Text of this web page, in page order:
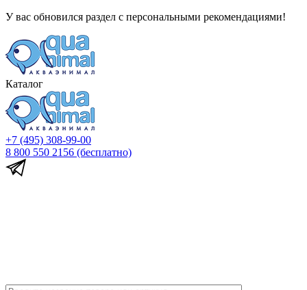
У вас обновился раздел с персональными рекомендациями!
Каталог
+7 (495) 308-99-00
8 800 550 2156 (бесплатно)